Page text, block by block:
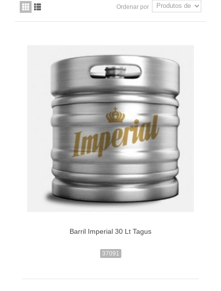
Ordenar por
Barril Imperial 30 Lt Tagus
37091